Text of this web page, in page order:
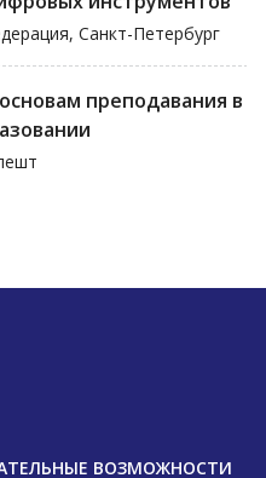
Санкт-Петербург
преподавания в
ВОЗМОЖНОСТИ